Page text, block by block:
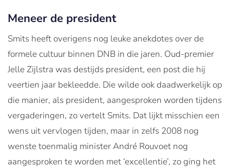
Meneer de president
Smits heeft overigens nog leuke anekdotes over de
formele cultuur binnen DNB in die jaren. Oud-premier
Jelle Zijlstra was destijds president, een post die hij
veertien jaar bekleedde. Die wilde ook daadwerkelijk op
die manier, als president, aangesproken worden tijdens
vergaderingen, zo vertelt Smits. Dat lijkt misschien een
wens uit vervlogen tijden, maar in zelfs 2008 nog
wenste toenmalig minister André Rouvoet nog
aangesproken te worden met ‘excellentie’, zo ging het